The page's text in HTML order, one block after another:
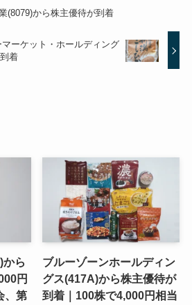
(8079)から株主優待が到着
ーケット・ホールディング
着
から
円
、第
ブルーゾーンホールディン
グス(417A)から株主優待が
到着｜100株で4,000円相当